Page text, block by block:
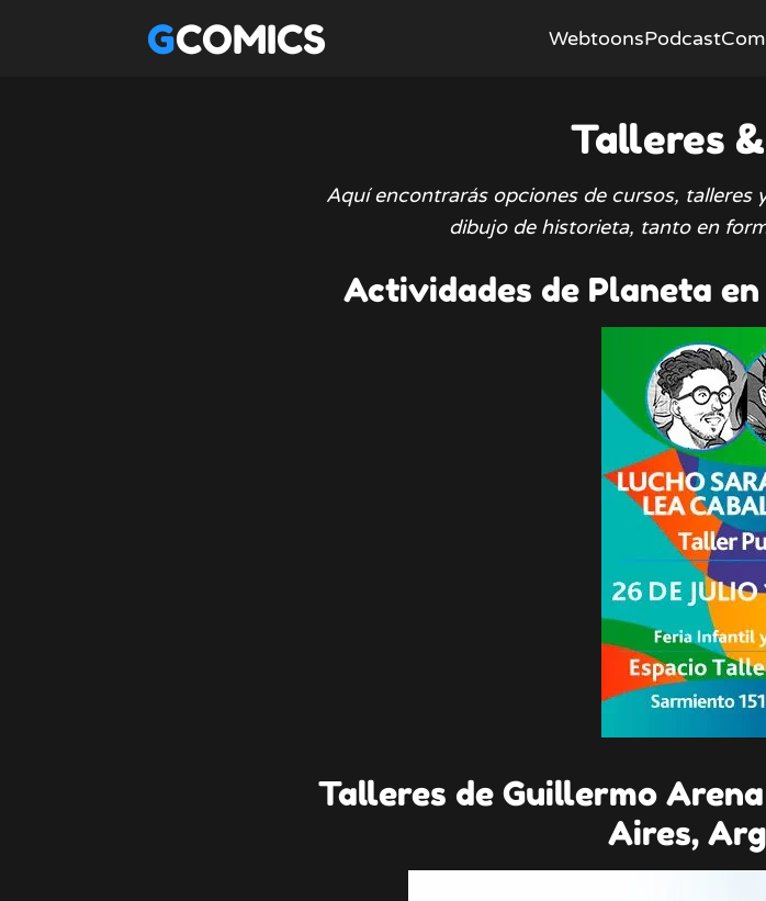
GCOMICS WebtoonsPodcast
Talleres
Aquí encontrarás opciones de cursos, talleres
dibujo de historieta, tanto en
Actividades de Planeta
Talleres de Guillermo
Aires,